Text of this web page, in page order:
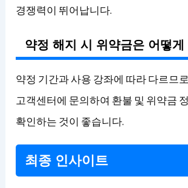
경쟁력이 뛰어납니다.
약정 해지 시 위약금은 어떻게
약정 기간과 사용 강좌에 따라 다르므
고객센터에 문의하여 환불 및 위약금
확인하는 것이 좋습니다.
최종 인사이트